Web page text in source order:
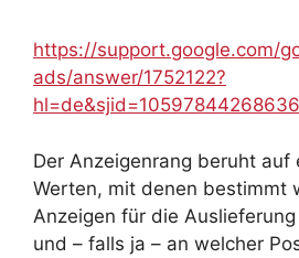
https://support.google.com/
ads/answer/1752122?
Der Anzeigenrang beruht auf
Werten, mit denen bestimmt
Anzeigen für die
und – falls ja – an welcher